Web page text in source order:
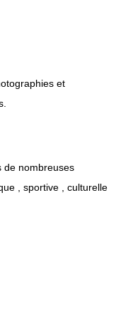
et
de nombreuses
, sportive , culturelle